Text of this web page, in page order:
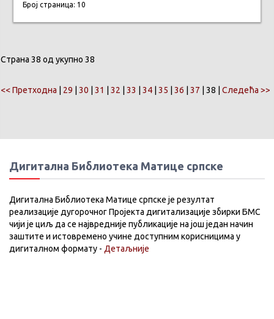
Број страница: 10
Страна 38 од укупно 38
<< Претходна 29 30 31 32 33 34 35 36 37 | 38 | Следећа >>
Дигитална Библиотека Матице српске
Дигитална Библиотека Матице српске је резултат
реализације дугорочног Пројекта дигитализације збирки БМС
чији је циљ да се највредније публикације на још један начин
заштите и истовремено учине доступним корисницима у
дигиталном формату - Детаљније